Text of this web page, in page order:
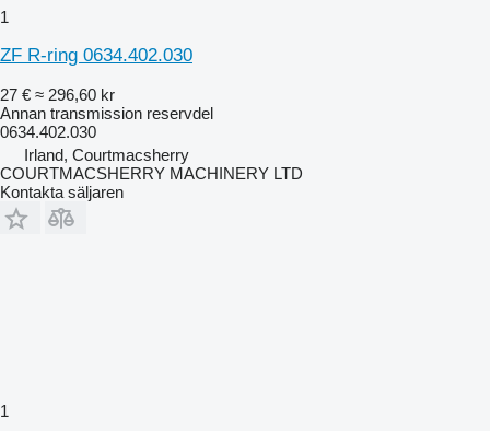
1
ZF R-ring 0634.402.030
27 € ≈ 296,60 kr
Annan transmission reservdel
0634.402.030
Irland, Courtmacsherry
COURTMACSHERRY MACHINERY LTD
Kontakta säljaren
1